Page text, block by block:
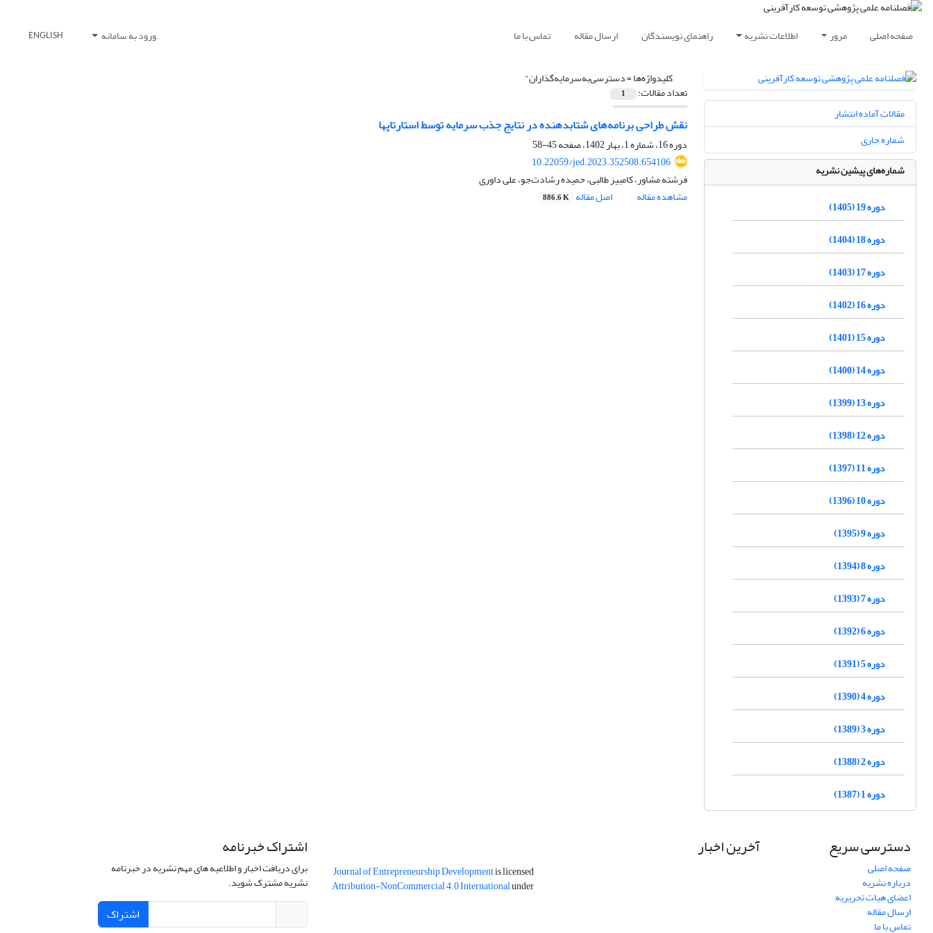
صفحه اصلی مرور اطلاعات نشریه راهنمای نویسندگان ارسال مقاله تماس با ما ورود به سامانه ENGLISH
کلیدواژه‌ها =دسترسی‌به‌سرمایه‌گذاران"
تعداد مقالات: 1
نقش طراحی برنامه‌های شتابدهنده در نتایج جذب سرمایه توسط استارتاپها
دوره 16، شماره 1، بهار 1402، صفحه
45-58
10.22059/jed.2023.352508.654106
فرشته مشاور، کامبیز طالبی، حمیده رشادت‌جو، علی داوری
مشاهده مقاله
اصل مقاله 886.6 K
مقالات آماده انتشار
شماره جاری
شماره‌های پیشین نشریه
دوره 19 (1405)
دوره 18 (1404)
دوره 17 (1403)
دوره 16 (1402)
دوره 15 (1401)
دوره 14 (1400)
دوره 13 (1399)
دوره 12 (1398)
دوره 11 (1397)
دوره 10 (1396)
دوره 9 (1395)
دوره 8 (1394)
دوره 7 (1393)
دوره 6 (1392)
دوره 5 (1391)
دوره 4 (1390)
دوره 3 (1389)
دوره 2 (1388)
دوره 1 (1387)
دسترسی سریع
صفحه اصلی
درباره نشریه
اعضای هیات تحریریه
ارسال مقاله
تماس با ما
آخرین اخبار
Journal of Entrepreneurship Developmentis licensed
under
Attribution-NonCommercial 4.0 International
اشتراک خبرنامه
برای دریافت اخبار و اطلاعیه های مهم نشریه در خبرنامه
نشریه مشترک شوید.
اشتراک